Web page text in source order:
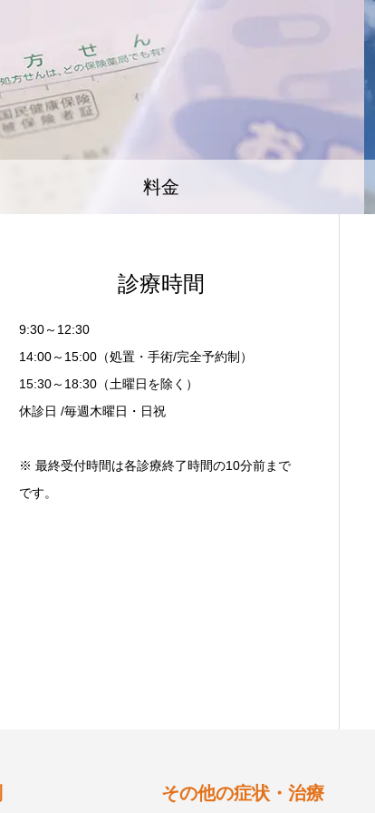
料金
診療時間
9:30～12:30
14:00～15:00（処置・手術/完全予約制）
15:30～18:30（土曜日を除く）
休診日 /毎週木曜日・日祝
※ 最終受付時間は各診療終了時間の10分前まで
です。
その他の症状・治療